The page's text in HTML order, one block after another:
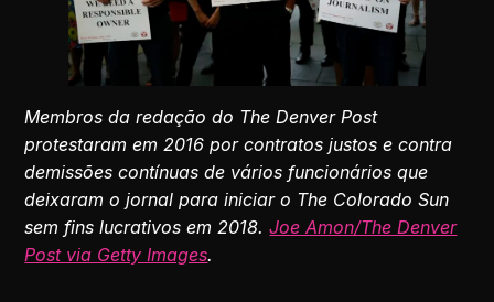
Membros da redação do The Denver Post
protestaram em 2016 por contratos justos e contra
demissões contínuas de vários funcionários que
deixaram o jornal para iniciar o The Colorado Sun
sem fins lucrativos em 2018.Joe Amon/The Denver
Post via Getty Images.